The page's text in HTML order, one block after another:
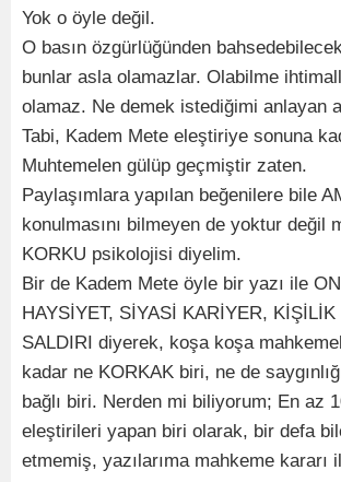
Yok o öyle değil.
O basın özgürlüğünden
bunlar asla olamazlar. Olabilme
olamaz. Ne demek istediğimi anlayan
Tabi, Kadem Mete eleştiriye sonuna
Muhtemelen gülüp geçmiştir zaten.
Paylaşımlara yapılan beğenilere bile
konulmasını bilmeyen de yoktur değil
KORKU psikolojisi diyelim.
Bir de Kadem Mete öyle bir yazı ile
HAYSİYET, SİYASİ KARİYER,
SALDIRI diyerek, koşa koşa
kadar ne KORKAK biri, ne de
bağlı biri. Nerden mi biliyorum; En az
eleştirileri yapan biri olarak, bir defa
etmemiş, yazılarıma mahkeme kararı